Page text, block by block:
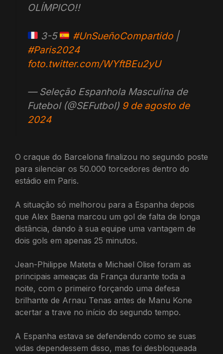
OLÍMPICO!!
3-5 #UnSueñoCompartido|
#Paris2024
foto.twitter.com/WYftBEu2yU
— Seleção Espanhola Masculina de
Futebol (@SEFutbol) 9 de agosto de
2024
O craque do Barcelona finalizou no segundo poste
para silenciar os 50.000 torcedores dentro do
estádio em Paris.
A situação só melhorou para a Espanha depois
que Alex Baena marcou um gol de falta de longa
distância, dando à sua equipe uma vantagem de
dois gols em apenas 25 minutos.
Jean-Philippe Mateta e Michael Olise foram as
principais ameaças da França durante toda a
noite, com o primeiro forçando uma defesa
brilhante de Arnau Tenas antes de Manu Kone
acertar a trave no início do segundo tempo.
A Espanha estava se defendendo como se suas
vidas dependessem disso, mas foi desbloqueada